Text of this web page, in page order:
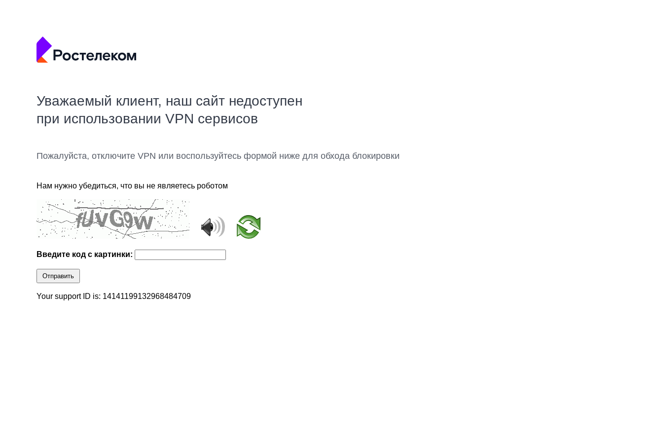
Уважаемый клиент, наш сайт недоступен
при использовании VPN сервисов
Пожалуйста, отключите VPN или воспользуйтесь формой ниже для обхода блокировки
Нам нужно убедиться, что вы не являетесь роботом
Введите код с картинки:
Отправить
Your support ID is: 14141199132968484709